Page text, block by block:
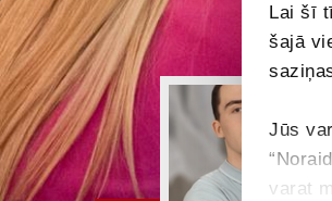
Lai šī
šajā
Jūs
varat